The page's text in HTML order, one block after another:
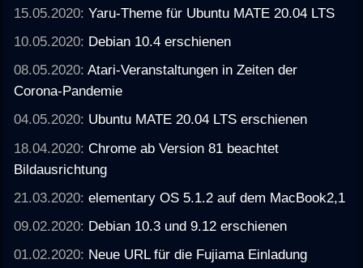
15.05.2020:Yaru-Theme für Ubuntu MATE 20.04 LTS
10.05.2020: Debian 10.4 erschienen
08.05.2020:Atari-Veranstaltungen in Zeiten der
Corona-Pandemie
04.05.2020: Ubuntu MATE 20.04 LTS erschienen
18.04.2020:Chrome ab Version 81 beachtet
Bildausrichtung
21.03.2020:elementary OS 5.1.2 auf dem MacBook2,1
09.02.2020: Debian 10.3 und 9.12 erschienen
01.02.2020: Neue URL für die Fujiama Einladung